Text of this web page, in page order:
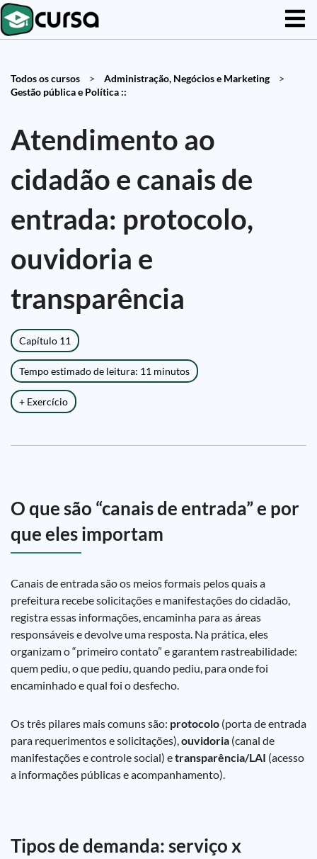
Todos os cursos > Administração, Negócios e Marketing
>
Gestão pública e Política ::
Atendimento ao
cidadão e canais de
entrada: protocolo,
ouvidoria e
transparência
Capítulo 11
Tempo estimado de leitura: 11 minutos
+ Exercício
O que são “canais de entrada” e por
que eles importam
Canais de entrada são os meios formais pelos quais a
prefeitura recebe solicitações e manifestações do cidadão,
registra essas informações, encaminha para as áreas
responsáveis e devolve uma resposta. Na prática, eles
organizam o “primeiro contato” e garantem rastreabilidade:
quem pediu, o que pediu, quando pediu, para onde foi
encaminhado e qual foi o desfecho.
Os três pilares mais comuns são: protocolo (porta de entrada
para requerimentos e solicitações),ouvidoria (canal de
manifestações e controle social) etransparência/LAI (acesso
a informações públicas e acompanhamento).
Tipos de demanda: serviço x